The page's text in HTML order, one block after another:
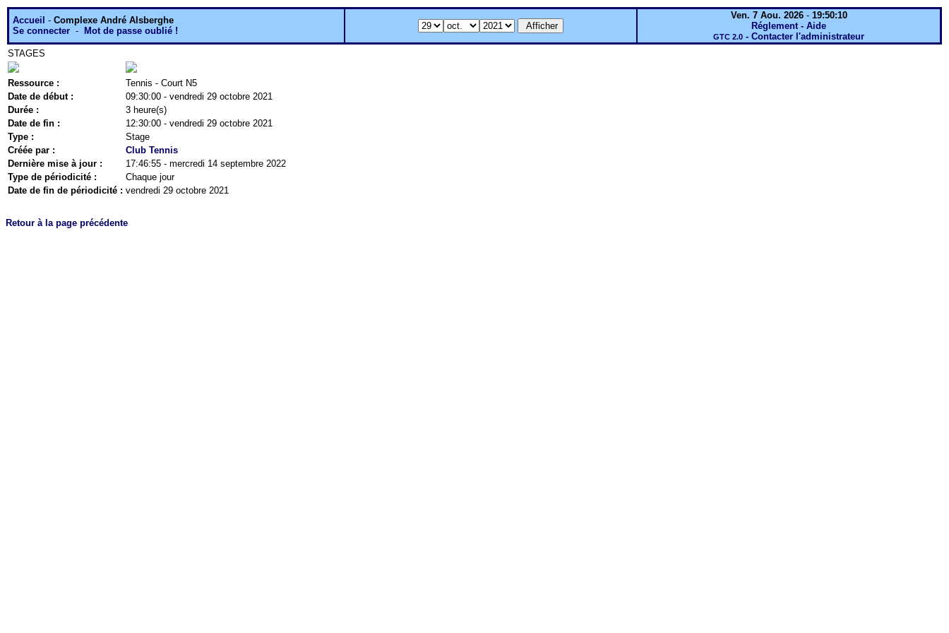
Accueil - Complexe André Alsberghe
Se connecter - Mot de passe oublié !
Ven. 7 Aou. 2026- 19:50:10
Réglement - Aide
GTC 2.0 - Contacter l'administrateur
STAGES
Ressource :
Tennis - Court N5
Date de début :
09:30:00 - vendredi 29 octobre 2021
Durée :
3 heure(s)
Date de fin :
12:30:00 - vendredi 29 octobre 2021
Type :
Stage
Créée par :
Club Tennis
Dernière mise à jour :
17:46:55 - mercredi 14 septembre 2022
Type de périodicité :
Chaque jour
Date de fin de périodicité : vendredi 29 octobre 2021
Retour à la page précédente